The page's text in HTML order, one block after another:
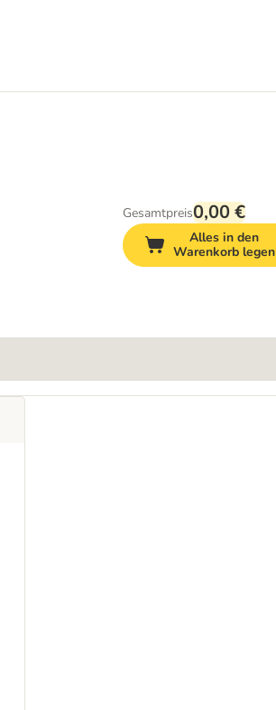
Gesamtpreis0,00 €
Alles in den
Warenkorb legen